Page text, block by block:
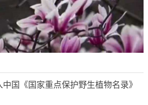
国《国家重点保护野生植物名录》